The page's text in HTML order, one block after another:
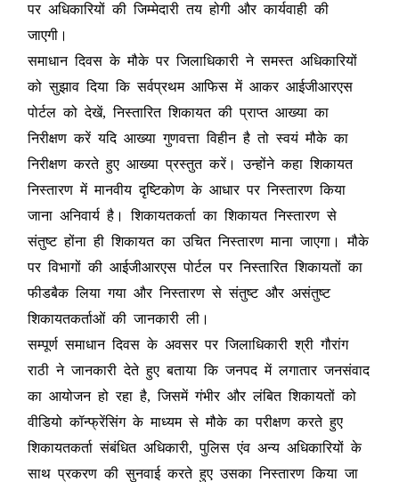
पर अधिकारियों की जिम्मेदारी तय होगी और कार्यवाही की
जाएगी।
समाधान दिवस के मौके पर जिलाधिकारी ने समस्त अधिकारियों
को सुझाव दिया कि सर्वप्रथम आफिस में आकर आईजीआरएस
पोर्टल को देखें, निस्तारित शिकायत की प्राप्त आख्या का
निरीक्षण करें यदि आख्या गुणवत्ता विहीन है तो स्वयं मौके का
निरीक्षण करते हुए आख्या प्रस्तुत करें। उन्होंने कहा शिकायत
निस्तारण में मानवीय दृष्टिकोण के आधार पर निस्तारण किया
जाना अनिवार्य है। शिकायतकर्ता का शिकायत निस्तारण से
संतुष्ट होंना ही शिकायत का उचित निस्तारण माना जाएगा। मौके
पर विभागों की आईजीआरएस पोर्टल पर निस्तारित शिकायतों का
फीडबैक लिया गया और निस्तारण से संतुष्ट और असंतुष्ट
शिकायतकर्ताओं की जानकारी ली।
सम्पूर्ण समाधान दिवस के अवसर पर जिलाधिकारी श्री गौरांग
राठी ने जानकारी देते हुए बताया कि जनपद में लगातार जनसंवाद
का आयोजन हो रहा है, जिसमें गंभीर और लंबित शिकायतों को
वीडियो कॉन्फ्रेंसिंग के माध्यम से मौके का परीक्षण करते हुए
शिकायतकर्ता संबंधित अधिकारी, पुलिस एंव अन्य अधिकारियों के
साथ प्रकरण की सुनवाई करते हुए उसका निस्तारण किया जा